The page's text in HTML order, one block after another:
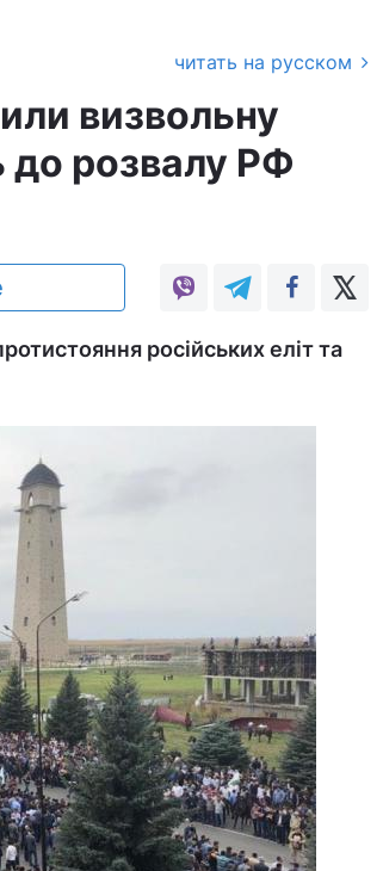
читать на русском
визвольну
до розвалу РФ
російських еліт та